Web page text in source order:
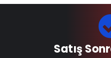
Satış